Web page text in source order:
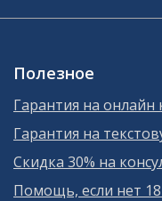
Полезное
Гарантия на онлайн
Гарантия на
Скидка 30% на
Помощь, если нет 18